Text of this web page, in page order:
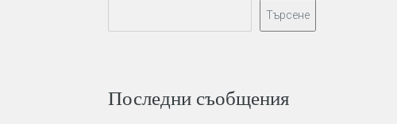
Търсене
Последни съобщения